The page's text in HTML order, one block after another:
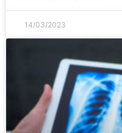
14/03/2023